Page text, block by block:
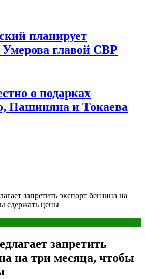
планирует
Умерова главой СВР
о подарках
Пашиняна и Токаева
запретить экспорт бензина на
сдержать цены
запретить
на три месяца, чтобы